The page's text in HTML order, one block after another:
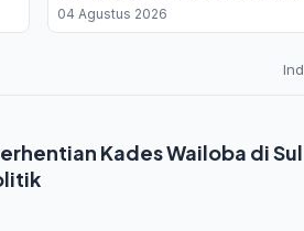
04 Agustus 2026
Kades Wailoba di